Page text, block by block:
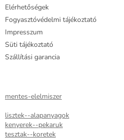
Elérhetőségek
Fogyasztóvédelmi tájékoztató
Impresszum
Süti tájékoztató
Szállítási garancia
mentes-elelmiszer
lisztek--alapanyagok
kenyerek--pekaruk
tesztak--koretek